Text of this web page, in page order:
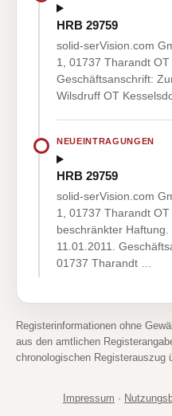
HRB 29759
solid-serVision.com
1, 01737 Tharandt
Geschäftsanschrift:
Wilsdruff OT
NEUEINTRAGUNGEN
HRB 29759
solid-serVision.com
1, 01737 Tharandt
beschränkter
11.01.2011.
01737 Tharandt …
Registerinformationen ohne
aus den amtlichen
chronologischen Registerauszug
Impressum ·